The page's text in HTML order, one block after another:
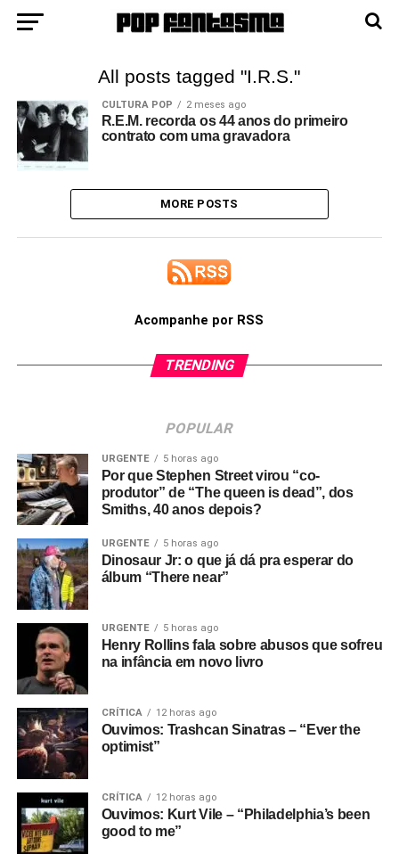
All posts tagged "I.R.S."
CULTURA POP 2 meses ago
R.E.M. recorda os 44 anos do primeiro
contrato com uma gravadora
MORE POSTS
Acompanhe por RSS
TRENDING
POPULAR
URGENTE 5 horas ago
Por que Stephen Street virou “co-
produtor” de “The queen is dead”, dos
Smiths, 40 anos depois?
URGENTE 5 horas ago
Dinosaur Jr: o que já dá pra esperar do
álbum “There near”
URGENTE 5 horas ago
Henry Rollins fala sobre abusos que sofreu
na infância em novo livro
CRÍTICA 12 horas ago
Ouvimos: Trashcan Sinatras – “Ever the
optimist”
CRÍTICA 12 horas ago
Ouvimos: Kurt Vile – “Philadelphia’s been
good to me”